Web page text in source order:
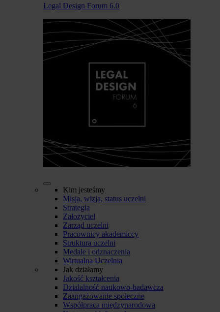
Legal Design Forum 6.0
Kim jesteśmy
Misja, wizja, status uczelni
Strategia
Założyciel
Zarząd uczelni
Pracownicy akademiccy
Struktura uczelni
Medale i odznaczenia
Wirtualna Uczelnia
Jak działamy
Jakość kształcenia
Działalność naukowo-badawcza
Zaangażowanie społeczne
Współpraca międzynarodowa